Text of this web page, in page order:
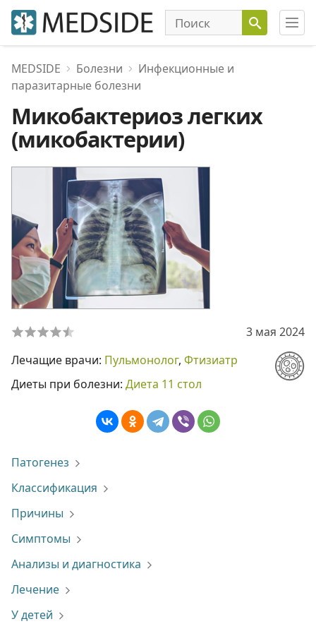
MEDSIDE Болезни
Инфекционные и
паразитарные болезни
Микобактериоз легких
(микобактерии)
3 мая 2024
Лечащие врачи: Пульмонолог, Фтизиатр
Диеты при болезни: Диета 11 стол
Патогенез
Классификация
Причины
Симптомы
Анализы и диагностика
Лечение
У детей